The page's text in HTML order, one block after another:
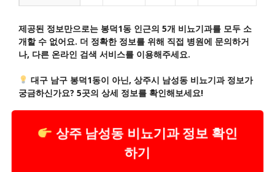
제공된 정보만으로는 봉덕1동 인근의 5개 비뇨기과를 모두 소
개할 수 없어요. 더 정확한 정보를 위해 직접 병원에 문의하거
나, 다른 온라인 검색 서비스를 이용해주세요.
대구 남구 봉덕1동이 아닌, 상주시 남성동 비뇨기과 정보가
궁금하신가요? 5곳의 상세 정보를 확인해보세요!
상주 남성동 비뇨기과 정보 확인
하기